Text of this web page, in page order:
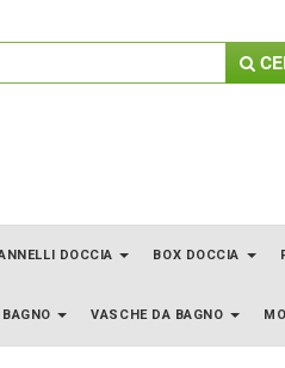
DOCCIA BOX DOCCIA
VASCHE DA BAGNO